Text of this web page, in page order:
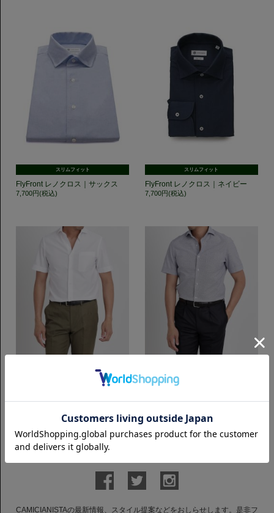
スリムフィット
FlyFront レノクロス｜サックス
7,700円(税込)
スリムフィット
FlyFront レノクロス｜ネイビー
7,700円(税込)
半袖 レノクロス｜ホワイト 半袖 レノクロス｜ネイビー
GET TO KNOW US
CAMICIANISTAの最新情報、スタイル提案などをおしらせします。是非フ